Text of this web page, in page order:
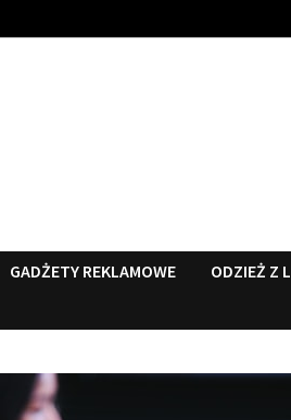
GADŻETY REKLAMOWE ODZIEŻ Z